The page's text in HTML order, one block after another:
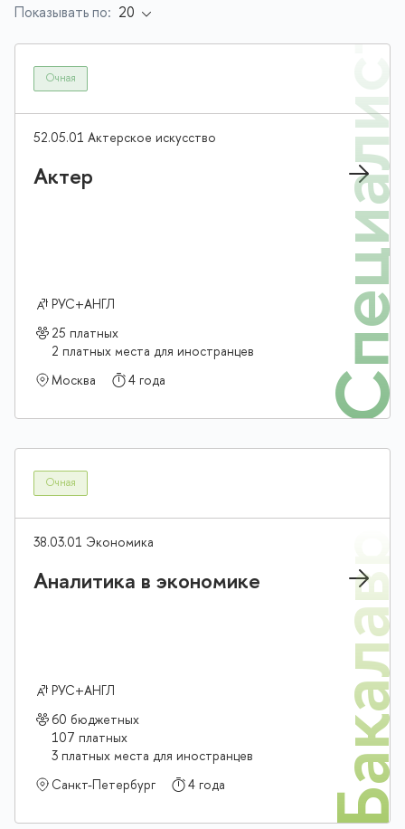
Показывать по:
Очная
52.05.01 Актерское искусство
Актер
РУС+АНГЛ
25 платных
2 платных места для иностранцев
Москва
4 года
Очная
38.03.01 Экономика
Аналитика в экономике
РУС+АНГЛ
60 бюджетных
107 платных
3 платных места для иностранцев
Санкт-Петербург
4 года